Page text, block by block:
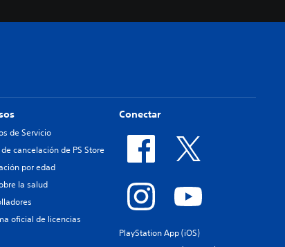
de Servicio
cancelación de PS Store
por edad
la salud
oficial de licencias
Conectar
PlayStation App (iOS)